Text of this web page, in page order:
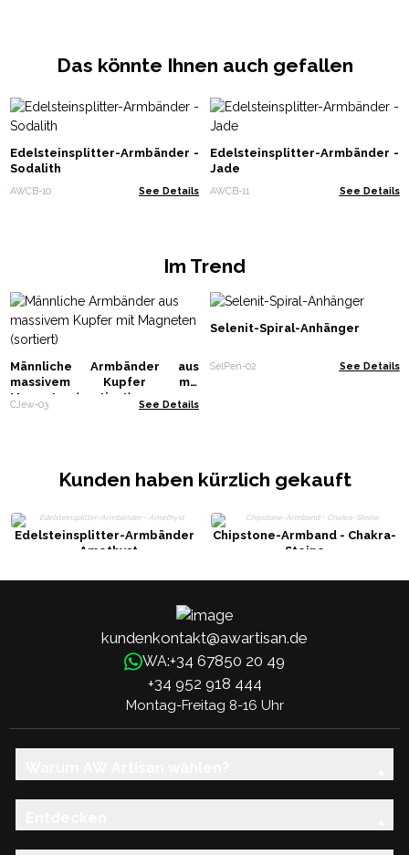
Das könnte Ihnen auch gefallen
Edelsteinsplitter-Armbänder -
Sodalith
AWCB-10 See Details
Edelsteinsplitter-Armbänder -
Jade
AWCB-11 See Details
Im Trend
Männliche Armbänder aus
massivem Kupfer mit
Magneten (sortiert)
CJew-03 See Details
Selenit-Spiral-Anhänger
SelPen-02 See Details
Kunden haben kürzlich gekauft
Edelsteinsplitter-Armbänder
- Amethyst
Chipstone-Armband - Chakra-
Steine
kundenkontakt@awartisan.de
WA:+34 67850 20 49
+34 952 918 444
Montag-Freitag 8-16 Uhr